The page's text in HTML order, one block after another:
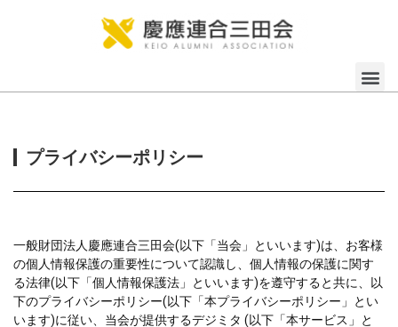
プライバシーポリシー
一般財団法人慶應連合三田会(以下「当会」といいます)は、お客様
の個人情報保護の重要性について認識し、個人情報の保護に関す
る法律(以下「個人情報保護法」といいます)を遵守すると共に、以
下のプライバシーポリシー(以下「本プライバシーポリシー」とい
います)に従い、当会が提供するデジミタ (以下「本サービス」と